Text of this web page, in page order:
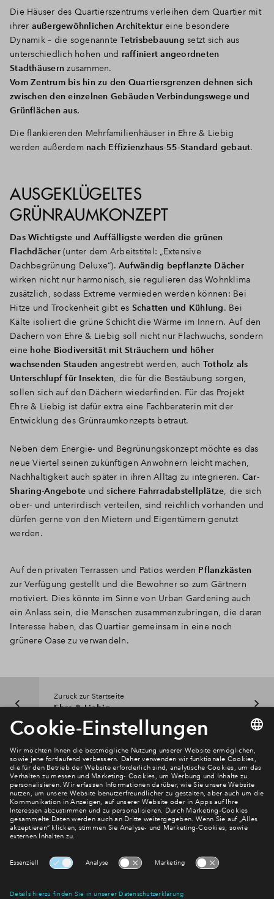
Die Häuser des Quartierszentrums verleihen dem Quartier mit
ihrer außergewöhnlichen Architektureine besondere
Dynamik – die sogenannteTetrisbebauung setzt sich aus
unterschiedlich hohen und raffiniert angeordneten
Stadthäusern zusammen.
Vom Zentrum bis hin zu den Quartiersgrenzen dehnen sich
zwischen den einzelnen Gebäuden Verbindungswege und
Grünflächen aus.
Die flankierenden Mehrfamilienhäuser in Ehre & Liebig
werden außerdem nach Effizienzhaus-55-Standard gebaut.
AUSGEKLÜGELTES
GRÜNRAUMKONZEPT
Das Wichtigste und Auffälligste werden die grünen
Flachdächer(unter dem Arbeitstitel: „Extensive
Dachbegrünung Deluxe“). Aufwändig bepflanzte Dächer
wirken nicht nur harmonisch, sie regulieren das Wohnklima
zusätzlich, sodass Extreme vermieden werden können: Bei
Hitze und Trockenheit gibt es Schatten und Kühlung. Bei
Kälte isoliert die grüne Schicht die Wärme im Innern. Auf den
Dächern von Ehre & Liebig soll nicht nur Flachwuchs, sondern
eine hohe Biodiversität mit Sträuchern und höher
wachsenden Stauden angestrebt werden, auch Totholz als
Unterschlupf für Insekten, die für die Bestäubung sorgen,
sollen sich auf den Dächern wiederfinden. Für das Projekt
Ehre & Liebig ist dafür extra eine Fachberaterin mit der
Entwicklung des Grünraumkonzepts betraut.
Neben dem Energie- und Begrünungskonzept möchte es das
neue Viertel seinen zukünftigen Anwohnern leicht machen,
Nachhaltigkeit auch später in ihren Alltag zu integrieren. Car-
Sharing-Angebote und sichere Fahrradabstellplätze, die sich
ober- und unterirdisch verteilen, sind reichlich vorhanden und
dürfen gerne von den Mietern und Eigentümern genutzt
werden.
Auf den privaten Terrassen und Patios werden Pflanzkästen
zur Verfügung gestellt und die Bewohner so zum Gärtnern
motiviert. Dies könnte im Sinne von Urban Gardening auch
ein Anlass sein, die Menschen zusammenzubringen, die daran
Interesse haben, das Quartier gemeinsam in eine noch
grünere Oase zu verwandeln.
Zurück zur Startseite
Ehre & Liebig
Newsletter Anmeldung
Verpassen Sie zu diesem Wohnprojekt keine Neuigkeiten
mehr! Wir halten Sie auf dem Laufenden – mit unserem
regelmäßig erscheinenden Newsletter informieren wir Sie
über den Stand dieses und weiterer Neubauprojekte.
Abonnieren